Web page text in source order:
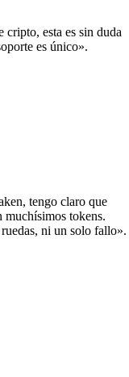
cripto, esta es sin duda
es único».
tengo claro que
tokens.
ni un solo fallo».